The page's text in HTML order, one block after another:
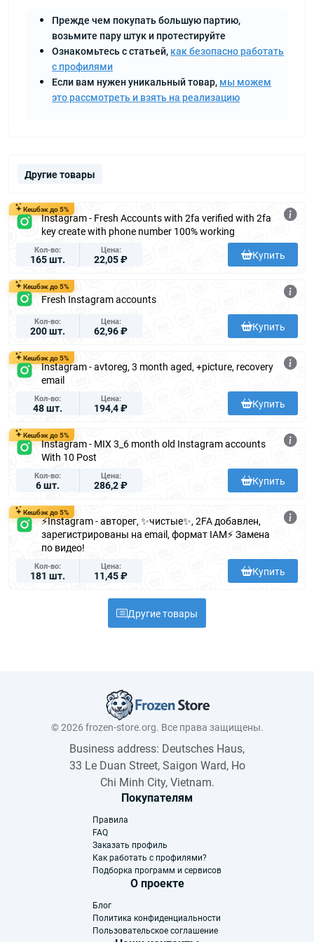
Прежде чем покупать большую партию,
возьмите пару штук и протестируйте
Ознакомьтесь с статьей, как безопасно работать
с профилями
Если вам нужен уникальный товар, мы можем
это рассмотреть и взять на реализацию
Другие товары
Кешбэк до 5%
Instagram - Fresh Accounts with 2fa verified with 2fa
key create with phone number 100% working
Кол-во
165 шт.
Цена
22,05 ₽ Купить
Кешбэк до 5%
Fresh Instagram accounts
Кол-во
200 шт.
Цена
62,96 ₽ Купить
Кешбэк до 5%
Instagram - avtoreg, 3 month aged, +picture, recovery
email
Кол-во
48 шт.
Цена
194,4 ₽ Купить
Кешбэк до 5%
Instagram - MIX 3_6 month old Instagram accounts
With 10 Post
Кол-во
6 шт.
Цена
286,2 ₽ Купить
Кешбэк до 5%
⚡️Instagram - авторег, ✨чистые✨, 2FA добавлен,
зарегистрированы на email, формат IAM⚡️ Замена
по видео!
Кол-во
181 шт.
Цена
11,45 ₽ Купить
Другие товары
© 2026 frozen-store.org. Все права защищены.
Business address: Deutsches Haus,
33 Le Duan Street, Saigon Ward, Ho
Chi Minh City, Vietnam.
Покупателям
Правила
FAQ
Заказать профиль
Как работать с профилями?
Подборка программ и сервисов
О проекте
Блог
Политика конфиденциальности
Пользовательское соглашение